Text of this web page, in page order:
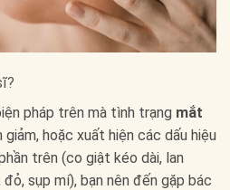
pháp trên mà tình trạng mắt
hoặc xuất hiện các dấu hiệu
trên (co giật kéo dài, lan
sụp mí), bạn nên đến gặp bác